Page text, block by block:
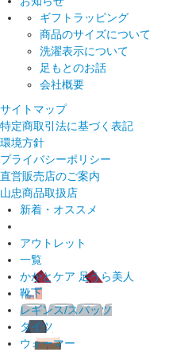
ギフトラッピング
商品のサイズについて
洗濯表示について
足もとのお話
会社概要
サイトマップ
特定商取引法に基づく表記
環境方針
プライバシーポリシー
直営販売店のご案内
山忠商品取扱店
新着・オススメ
アウトレット
一覧
かかとケア 足うら美人
靴下
レギンス/スパッツ
タイツ
ウォーマー